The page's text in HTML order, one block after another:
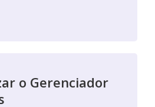
o Gerenciador